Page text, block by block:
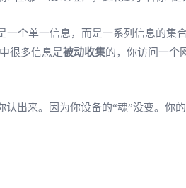
个单一信息，而是一系列信息的
很多信息是被动收集的，你访问一个
出来。因为你设备的“魂”没变。你